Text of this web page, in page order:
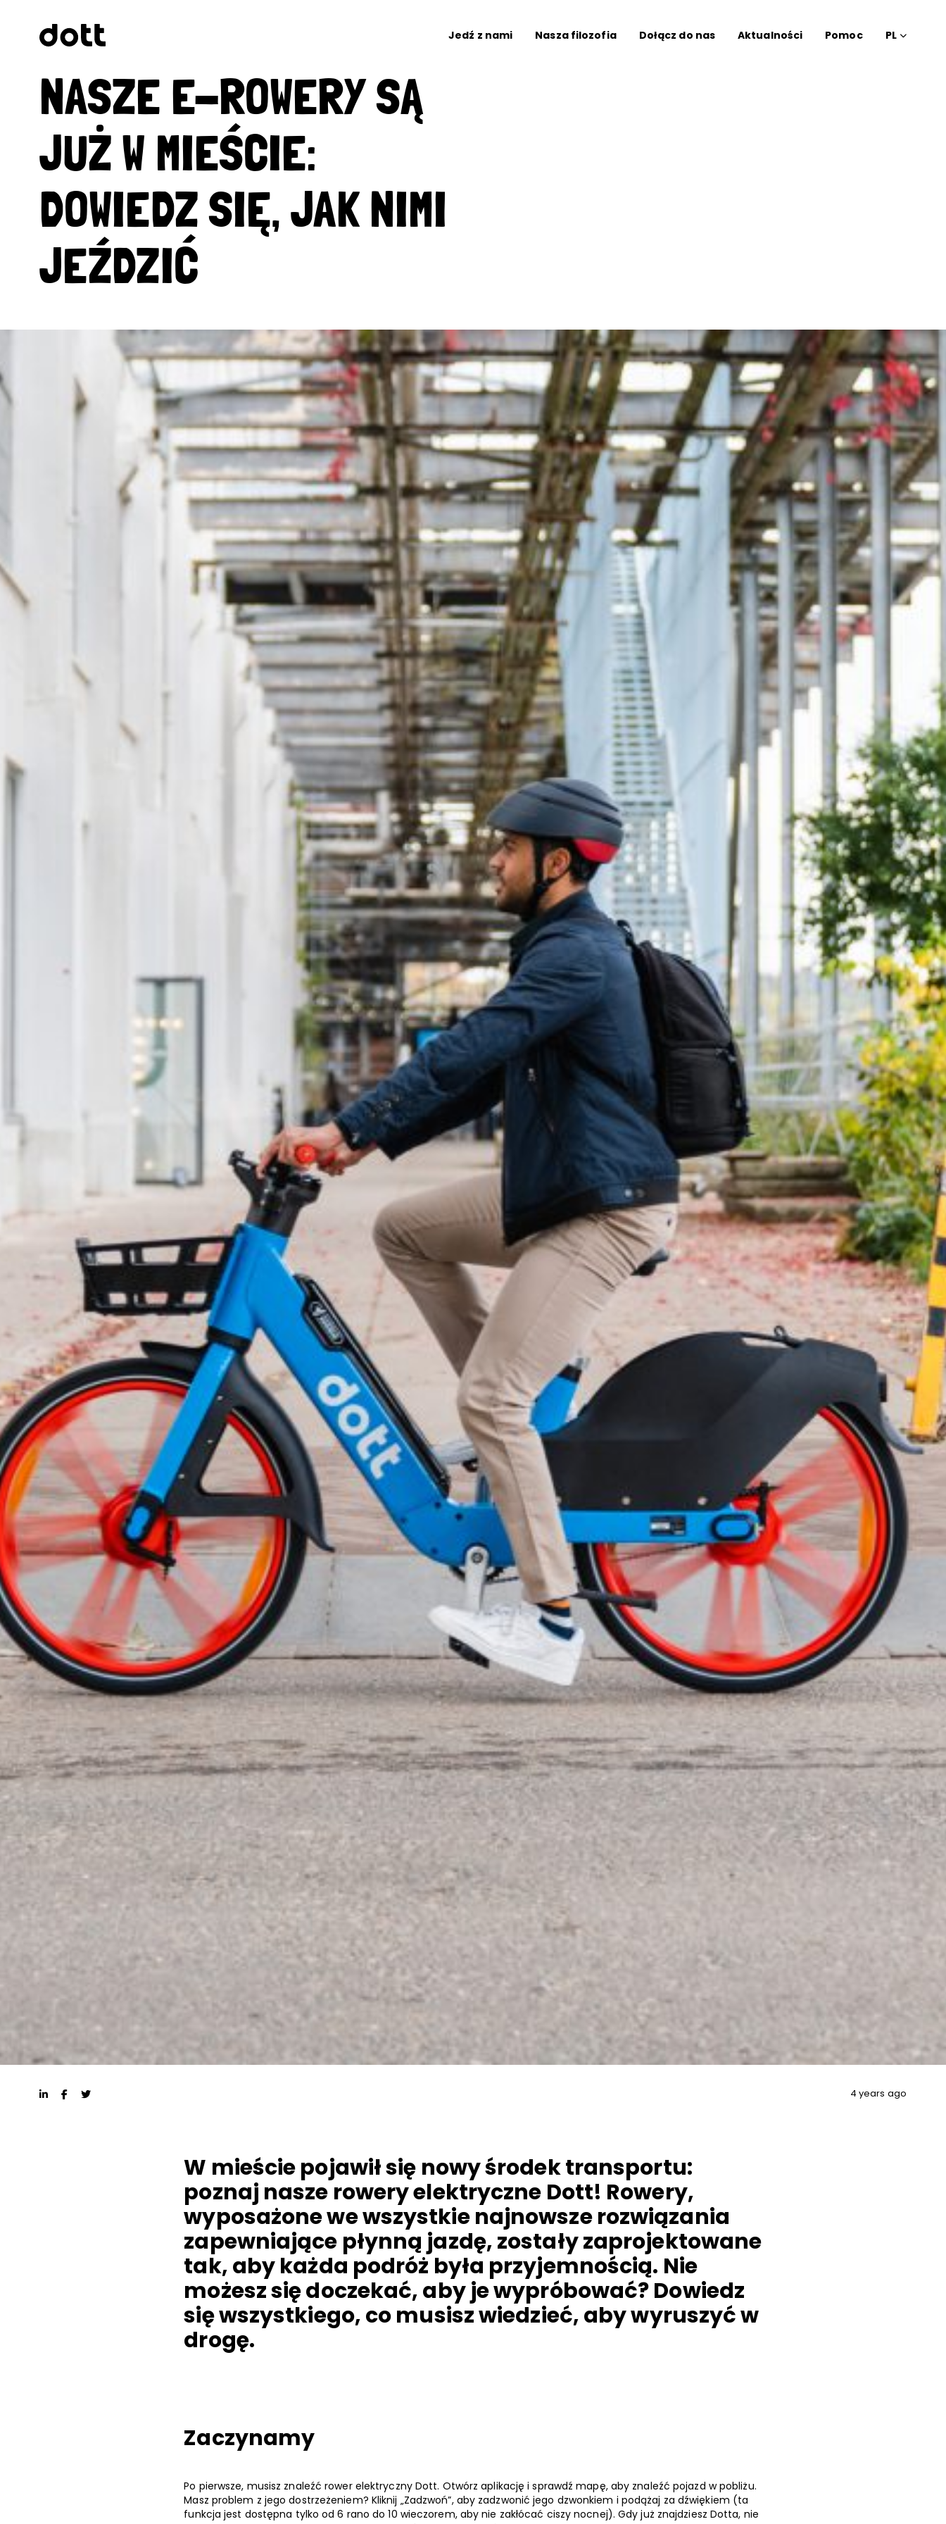
Jedź z nami Nasza filozofia Dołącz do nas Aktualności Pomoc PL
NASZE E-ROWERY SĄ
JUŻ W MIEŚCIE:
DOWIEDZ SIĘ, JAK NIMI
JEŹDZIĆ
4 years ago
W mieście pojawił się nowy środek transportu:
poznaj nasze rowery elektryczne Dott! Rowery,
wyposażone we wszystkie najnowsze rozwiązania
zapewniające płynną jazdę, zostały zaprojektowane
tak, aby każda podróż była przyjemnością. Nie
możesz się doczekać, aby je wypróbować? Dowiedz
się wszystkiego, co musisz wiedzieć, aby wyruszyć w
drogę.
Zaczynamy
Po pierwsze, musisz znaleźć rower elektryczny Dott. Otwórz aplikację i sprawdź mapę, aby znaleźć pojazd w pobliżu.
Masz problem z jego dostrzeżeniem? Kliknij „Zadzwoń”, aby zadzwonić jego dzwonkiem i podążaj za dźwiękiem (ta
funkcja jest dostępna tylko od 6 rano do 10 wieczorem, aby nie zakłócać ciszy nocnej). Gdy już znajdziesz Dotta, nie